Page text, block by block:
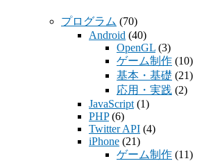
プログラム (70)
Android (40)
OpenGL (3)
ゲーム制作 (10)
基本・基礎 (21)
応用・実践 (2)
JavaScript (1)
PHP(6)
Twitter API (4)
iPhone (21)
ゲーム制作 (11)